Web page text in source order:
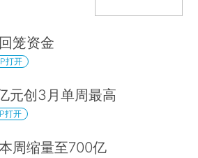
笼资金
打开
元创3月单周最高
打开
周缩量至700亿